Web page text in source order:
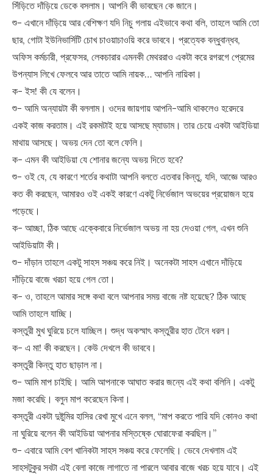
সিঁড়িতে দাঁড়িয়ে ডেকে বসলাম। আপনি কী ভাবছেন কে জানে।
শু- এখানে দাঁড়িয়ে আর বেশিক্ষণ যদি নিচু গলায় এইভাবে কথা বলি, তাহলে আমি তো
ছার, গোটা ইউনিভার্সিটি চোখ চাওয়াচাওয়ি করে ভাববে। প্রত্যেক বন্ধুবান্ধব,
অফিস কর্মচারী, প্রফেসর, লেকচারার এমনকী মেথররাও একটা করে রগরগে প্রেমের
উপন্যাস লিখে ফেলবে আর তাতে আমি নায়ক… আপনি নায়িকা।
ক- ইস! কী যে বলেন।
শু- আমি অন্যায়টা কী বললাম। ওদের জায়গায় আপনি-আমি থাকলেও হরেদরে
একই কাজ করতাম। এই রকমটাই হয়ে আসছে ম্যাডাম। তার চেয়ে একটা আইডিয়া
মাথায় আসছে। অভয় দেন তো বলে ফেলি।
ক- এমন কী আইডিয়া যে শোনার জন্যে অভয় দিতে হবে?
শু- ওই যে, যে কারণে শর্তের কথাটা আপনি বলতে এতবার কিন্তু, যদি, আজ্ঞে আরও
কত কী করছেন, আমারও ওই একই কারণে একটু নির্ভেজাল অভয়ের প্রয়োজন হয়ে
পড়েছে।
ক- আচ্ছা, ঠিক আছে এক্কেবারে নির্ভেজাল অভয় না হয় দেওয়া গেল, এখন শুনি
আইডিয়াটা কী।
শু- দাঁড়ান তাহলে একটু সাহস সঞ্চয় করে নিই। অনেকটা সাহস এখানে দাঁড়িয়ে
দাঁড়িয়ে বাজে খরচা হয়ে গেল তো।
ক- ও, তাহলে আমার সঙ্গে কথা বলে আপনার সময় বাজে নষ্ট হয়েছে? ঠিক আছে
আমি তাহলে যাচ্ছি।
কস্তুরী মুখ ঘুরিয়ে চলে যাচ্ছিল। শুদ্ধ অকস্মাৎ কস্তুরীর হাত টেনে ধরল।
ক- এ মা! কী করছেন। কেউ দেখলে কী ভাববে।
কস্তুরী কিন্তু হাত ছাড়াল না।
শু- আমি মাপ চাইছি। আমি আপনাকে আঘাত করার জন্যে এই কথা বলিনি। একটু
মজা করেছি। বলুন মাপ করেছেন কিনা।
কস্তুরী একটা দুষ্টুমির হাসির রেখা মুখে এনে বলল, “মাপ করতে পারি যদি কোনও কথা
না ঘুরিয়ে বলেন কী আইডিয়া আপনার মস্তিষ্কে ঘোরাফেরা করছিল।”
শু- এবারে আমি বেশ খানিকটা সাহস সঞ্চয় করে ফেলেছি। ভেবে দেখলাম এই
সাহসটুকুর সবটা এই বেলা কাজে লাগাতে না পারলে আবার বাজে খরচ হয়ে যাবে। এই